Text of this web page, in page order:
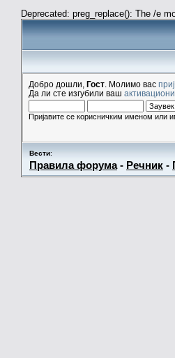
Deprecated: preg_replace(): The /e
Добро дошли, Гост . Молимо вас
Да ли сте изгубили ваш
Пријавите се корисничким именом или
Вести:
Правила форума- Речник -